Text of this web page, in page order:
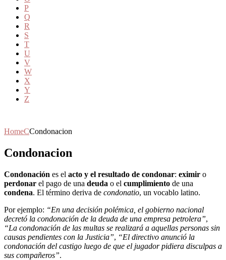
P
Q
R
S
T
U
V
W
X
Y
Z
HomeCCondonacion
Condonacion
Condonación es el acto y el resultado de condonar: eximir o
perdonar el pago de una deuda o el cumplimiento de una
condena. El término deriva de condonatio, un vocablo latino.
Por ejemplo: “En una decisión polémica, el gobierno nacional
decretó la condonación de la deuda de una empresa petrolera”,
“La condonación de las multas se realizará a aquellas personas sin
causas pendientes con la Justicia”, “El directivo anunció la
condonación del castigo luego de que el jugador pidiera disculpas a
sus compañeros”.